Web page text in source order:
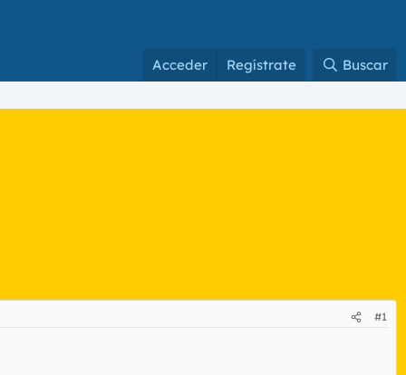
Acceder Regístrate Buscar
#1